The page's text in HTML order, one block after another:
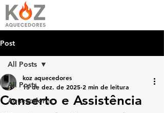
Post
All Posts
Aquecedores
All Posts
Conserto e Assistência
koz aquecedores
15 de dez. de 2025 2 min de leitura